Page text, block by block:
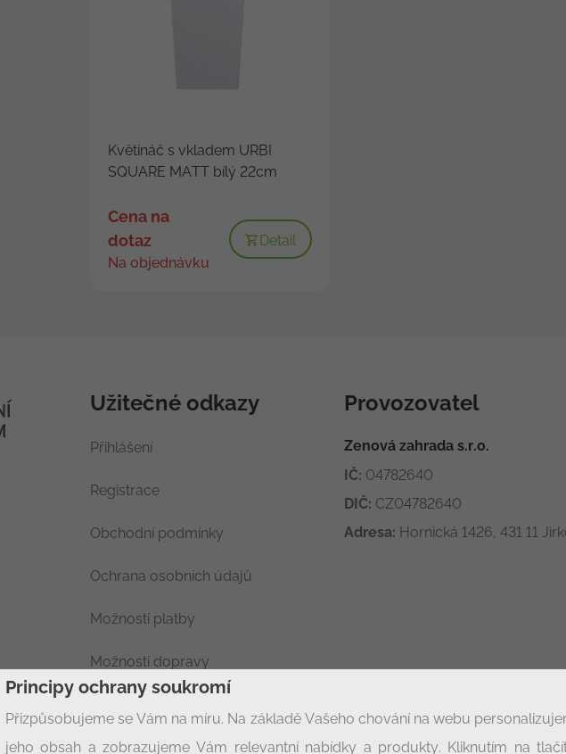
Květináč s vkladem URBI
SQUARE MATT bílý 22cm
Cena na
dotaz
Na objednávku
Detail
Užitečné odkazy
Přihlášení
Registrace
Obchodní podmínky
Ochrana osobních údajů
Možnosti platby
Možnosti dopravy
Provozovatel
Zenová zahrada s.r.o.
IČ: 04782640
DIČ: CZ04782640
Adresa: Hornická 1426, 431 11
Principy ochrany soukromí
Přizpůsobujeme se Vám na míru. Na základě Vašeho chování na webu
jeho obsah a zobrazujeme Vám relevantní nabídky a produkty. Kliknutím na